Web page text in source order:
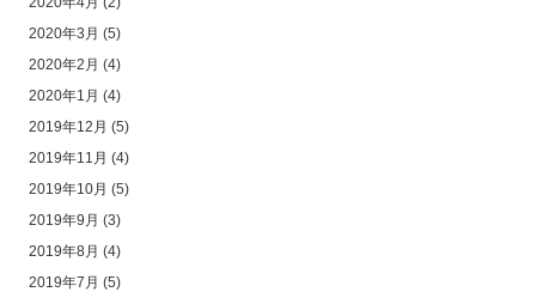
2020年3月 (5)
2020年2月 (4)
2020年1月 (4)
2019年12月 (5)
2019年11月 (4)
2019年10月 (5)
2019年9月 (3)
2019年8月 (4)
2019年7月 (5)